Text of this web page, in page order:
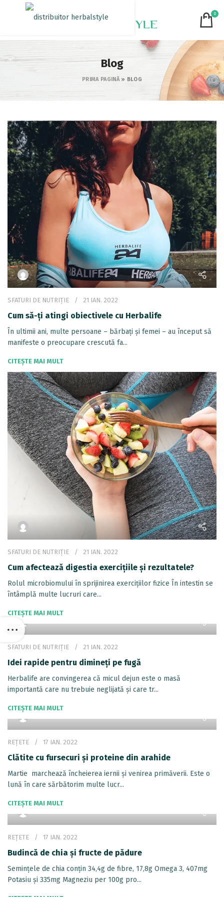
0
Blog
PRIMA PAGINĂ» BLOG
SFATURI DE NUTRIȚIE 21 IAN. 2022
Cum să-ți atingi obiectivele cu Herbalife
În ultimii ani, multe persoane – bărbați și femei – au început să
manifeste o preocupare crescută fa...
CITEȘTE MAI MULT
SFATURI DE NUTRIȚIE 21 IAN. 2022
Cum afectează digestia exercițiile și rezultatele?
Rolul microbiomului în sprijinirea exercițiilor fizice În intestin se
întâmplă multe lucruri care...
CITEȘTE MAI MULT
SFATURI DE NUTRIȚIE 21 IAN. 2022
Idei rapide pentru dimineți pe fugă
Herbalife are convingerea că micul dejun este o masă
importantă care nu trebuie neglijată şi care tr...
CITEȘTE MAI MULT
REȚETE 17 IAN. 2022
Clătite cu fursecuri și proteine din arahide
Martie marchează încheierea iernii și venirea primăverii. Este o
lună în care sărbătorim multe lucr...
CITEȘTE MAI MULT
REȚETE 17 IAN. 2022
Budincă de chia și fructe de pădure
Semințele de chia conțin 34,4g de fibre, 17,8g Omega 3, 407mg
Potasiu și 335mg Magneziu per 100g pro...